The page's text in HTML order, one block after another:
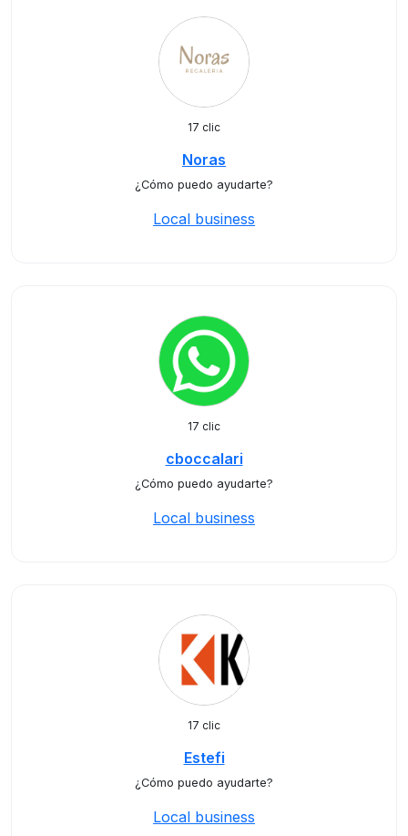
17 clic
Noras
¿Cómo puedo ayudarte?
Local business
17 clic
cboccalari
¿Cómo puedo ayudarte?
Local business
17 clic
Estefi
¿Cómo puedo ayudarte?
Local business